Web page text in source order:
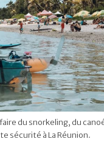
du snorkeling, du
sécurité à La Réunion.